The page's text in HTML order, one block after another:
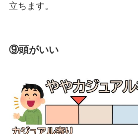
立ちます。
⑨頭がいい